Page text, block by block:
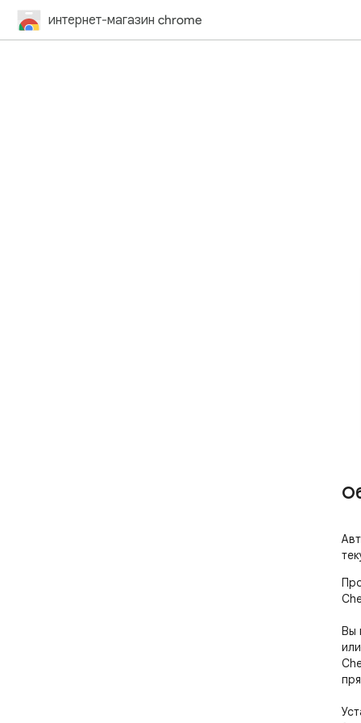
интернет-магазин chrome
Вы